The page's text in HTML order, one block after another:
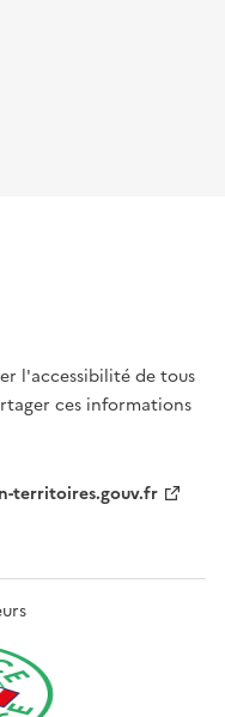
l'accessibilité de tous
ces informations
territoires.gouv.fr